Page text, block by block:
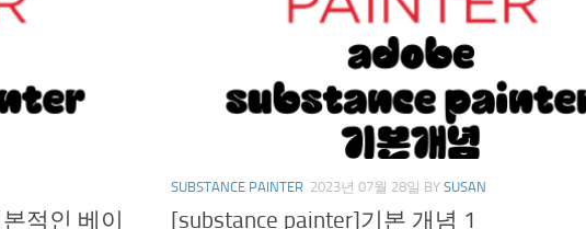
적인 베이
SUBSTANCE PAINTER 2023년 07월 28일 BY SUSAN
[substance painter]기본 개념 1